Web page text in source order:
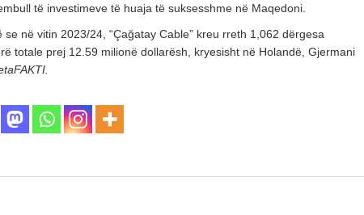
të investimeve të huaja të suksesshme në Maqedoni.
në vitin 2023/24, “Çağatay Cable” kreu rreth 1,062 dërgesa
totale prej 12.59 milionë dollarësh, kryesisht në Holandë, Gjermani